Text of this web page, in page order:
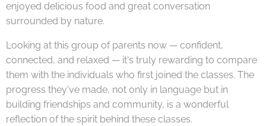
enjoyed delicious food and great conversation
surrounded by nature.
Looking at this group of parents now — confident,
connected, and relaxed — it's truly rewarding to compare
them with the individuals who first joined the classes. The
progress they've made, not only in language but in
building friendships and community, is a wonderful
reflection of the spirit behind these classes.